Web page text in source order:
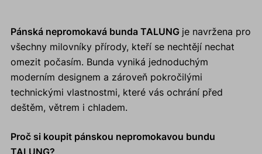
Pánská nepromokavá bunda TALUNG je navržena pro
všechny milovníky přírody, kteří se nechtějí nechat
omezit počasím. Bunda vyniká jednoduchým
moderním designem a zároveň pokročilými
technickými vlastnostmi, které vás ochrání před
deštěm, větrem i chladem.
Proč si koupit pánskou nepromokavou bundu